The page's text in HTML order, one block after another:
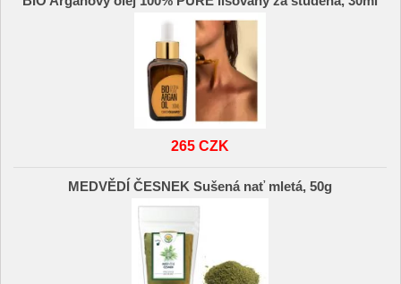
265 CZK
MEDVĚDÍ ČESNEK Sušená nať mletá, 50g